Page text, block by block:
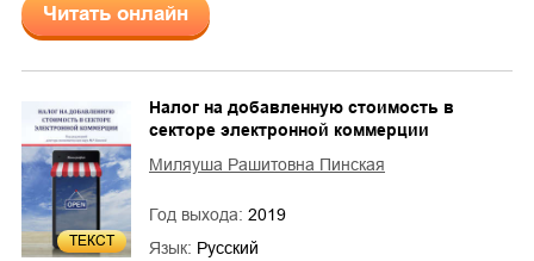
Читать онлайн
ТЕКСТ
Налог на добавленную стоимость в
секторе электронной коммерции
Миляуша Рашитовна Пинская
Год выхода: 2019
Язык: Русский